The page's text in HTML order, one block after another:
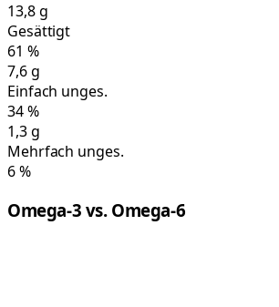
13,8g
Gesättigt
61 %
7,6g
Einfach unges.
34%
1,3g
Mehrfach unges.
6%
Omega-3 vs. Omega-6